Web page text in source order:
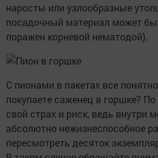
наросты или узлообразные
посадочный материал может
поражен корневой нематодой).
С пионами в пакетах все
покупаете саженец в горшке? По
свой страх и риск, ведь внутри
абсолютно нежизнеспособное
пересмотреть десяток